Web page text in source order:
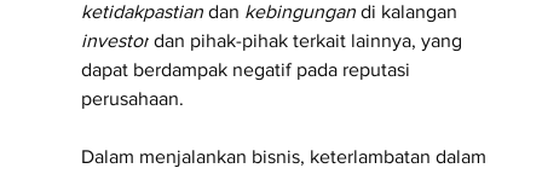
ketidakpastian dan kebingungan di kalangan
investor dan pihak-pihak terkait lainnya, yang
dapat berdampak negatif pada reputasi
perusahaan.
Dalam menjalankan bisnis, keterlambatan dalam